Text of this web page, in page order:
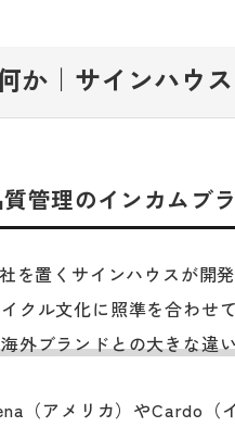
か｜サインハウ
管理のインカムブ
を置くサインハウスが開
クル文化に照準を合わせ
外ブランドとの大きな違
（アメリカ）やCardo